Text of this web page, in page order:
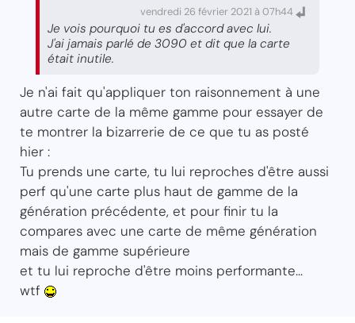
vendredi 26 février 2021 à 07h44
Je vois pourquoi tu es d'accord avec lui.
J'ai jamais parlé de 3090 et dit que la carte
était inutile.
Je n'ai fait qu'appliquer ton raisonnement à une
autre carte de la même gamme pour essayer de
te montrer la bizarrerie de ce que tu as posté
hier :
Tu prends une carte, tu lui reproches d'être aussi
perf qu'une carte plus haut de gamme de la
génération précédente, et pour finir tu la
compares avec une carte de même génération
mais de gamme supérieure
et tu lui reproche d'être moins performante...
wtf